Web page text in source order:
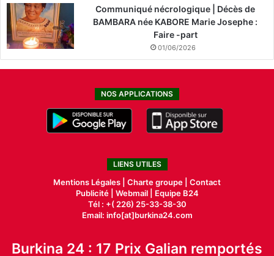
Communiqué nécrologique | Décès de
BAMBARA née KABORE Marie Josephe :
Faire -part
01/06/2026
NOS APPLICATIONS
LIENS UTILES
Mentions Légales | Charte groupe | Contact
Publicité| Webmail |
Equipe B24
Tél : +( 226) 25-33-38-30
Email: info[at]burkina24.com
Burkina 24 : 17 Prix Galian remportés